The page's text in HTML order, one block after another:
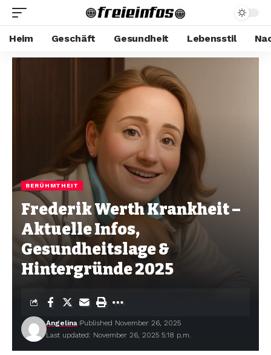
Heim Geschäft Gesundheit Lebensstil
BERÜHMTHEIT
Frederik Werth Krankheit –
Aktuelle Infos,
Gesundheitslage &
Hintergründe 2025
Last updated: November 26, 2025 5:18 p.m.
Angelina Published November 26, 2025